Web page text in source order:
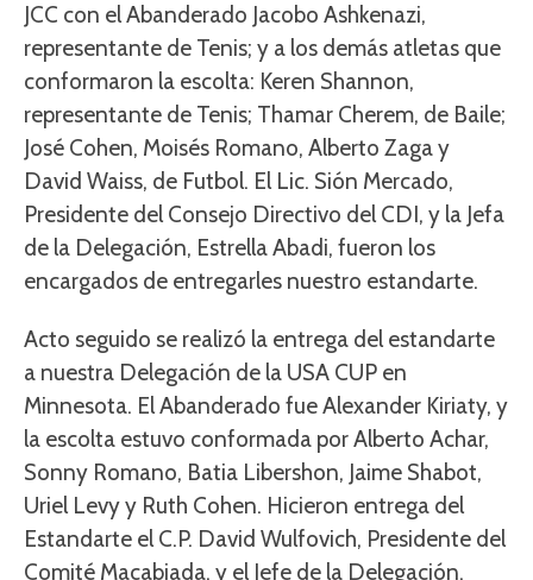
JCC con el Abanderado Jacobo Ashkenazi,
representante de Tenis; y a los demás atletas que
conformaron la escolta: Keren Shannon,
representante de Tenis; Thamar Cherem, de Baile;
José Cohen, Moisés Romano, Alberto Zaga y
David Waiss, de Futbol. El Lic. Sión Mercado,
Presidente del Consejo Directivo del CDI, y la Jefa
de la Delegación, Estrella Abadi, fueron los
encargados de entregarles nuestro estandarte.
Acto seguido se realizó la entrega del estandarte
a nuestra Delegación de la USA CUP en
Minnesota. El Abanderado fue Alexander Kiriaty, y
la escolta estuvo conformada por Alberto Achar,
Sonny Romano, Batia Libershon, Jaime Shabot,
Uriel Levy y Ruth Cohen. Hicieron entrega del
Estandarte el C.P. David Wulfovich, Presidente del
Comité Macabiada, y el Jefe de la Delegación,